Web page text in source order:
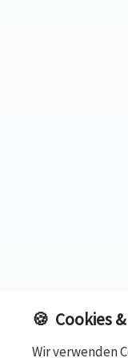
🍪 Cookies
Wir verwenden